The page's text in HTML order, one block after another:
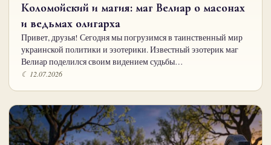
Коломойский и магия: маг Велиар о масонах
и ведьмах олигарха
Привет, друзья! Сегодня мы погрузимся в таинственный мир
украинской политики и эзотерики. Известный эзотерик маг
Велиар поделился своим видением судьбы…
☾ 12.07.2026